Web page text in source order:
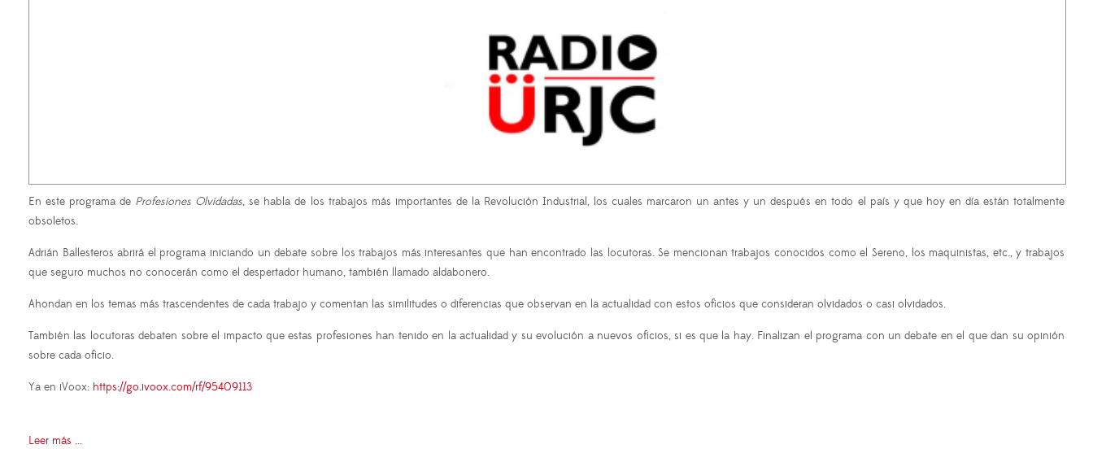
En este programa de Profesiones Olvidadas, se habla de los trabajos más importantes de la Revolución Industrial, los cuales marcaron un antes y un después en todo el país y que hoy en día están totalmente
obsoletos.
Adrián Ballesteros abrirá el programa iniciando un debate sobre los trabajos más interesantes que han encontrado las locutoras. Se mencionan trabajos conocidos como el Sereno, los maquinistas, etc., y trabajos
que seguro muchos no conocerán como el despertador humano, también llamado aldabonero.
Ahondan en los temas más trascendentes de cada trabajo y comentan las similitudes o diferencias que observan en la actualidad con estos oficios que consideran olvidados o casi olvidados.
También las locutoras debaten sobre el impacto que estas profesiones han tenido en la actualidad y su evolución a nuevos oficios, si es que la hay. Finalizan el programa con un debate en el que dan su opinión
sobre cada oficio.
Ya en iVoox: https://go.ivoox.com/rf/95409113
Leer más ...